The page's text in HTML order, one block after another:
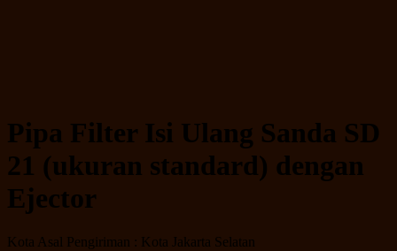
Pipa Filter Isi Ulang Sanda SD
21 (ukuran standard) dengan
Ejector
Kota Asal Pengiriman : Kota Jakarta Selatan